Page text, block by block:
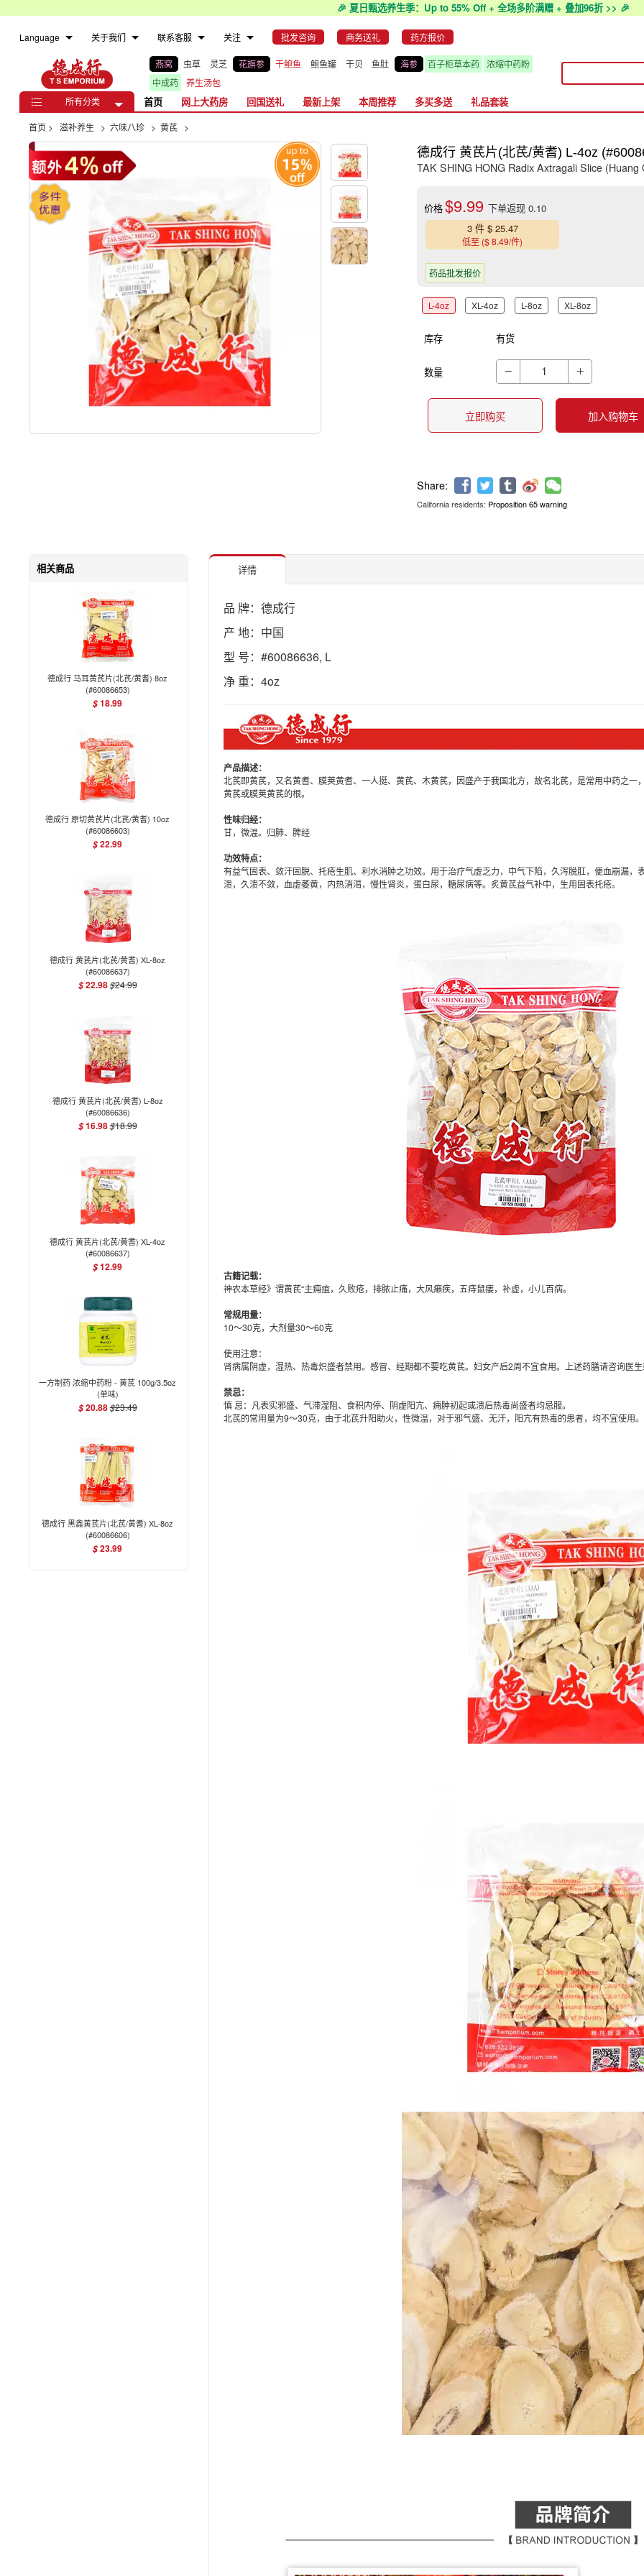
🎉 夏日甄选养生季：Up to 55% Off + 全场多阶满赠 + 叠加96折 >> 🎉
Language 关于我们 联系客服 关注 批发咨询 商务送礼 药方报价
燕窝 虫草 灵芝 花旗参 干鲍鱼 鲍鱼罐 干贝 鱼肚 海参 百子柜草本药
浓缩中药粉
中成药
养生汤包
 所有分类 首页 网上大药房 回国送礼 最新上架 本周推荐 多买多送 礼品套装
首页 > 滋补养生 > 六味八珍 > 黄芪 >
德成行 黄芪片(北芪/黄耆) L-4oz
TAK SHING HONG Radix Axtragali Slice (Huang
价格$9.99下单返现 0.10
3 件 $ 25.47
低至 ($ 8.49/件)
药品批发报价
L-4oz XL-4oz L-8oz XL-8oz
库存 有货
数量  
立即购买 加入购物车
California residents: Proposition 65 warning
相关商品
德成行 马耳黄芪片(北芪/黄耆) 8oz
(#60086653)
$18.99
德成行 原切黄芪片(北芪/黄耆) 10oz
(#60086603)
$22.99
德成行 黄芪片(北芪/黄耆) XL-8oz
(#60086637)
$22.98$24.99
德成行 黄芪片(北芪/黄耆) L-8oz
(#60086636)
$16.98$18.99
德成行 黄芪片(北芪/黄耆) XL-4oz
(#60086637)
$12.99
一方制药 浓缩中药粉 - 黄芪 100g/3.5oz
(单味)
$20.88$23.49
德成行 黑鑫黄芪片(北芪/黄耆) XL-8oz
(#60086606)
$23.99
详情
品 牌：德成行
产 地：中国
型 号：#60086636, L
净 重：4oz
产品描述：
北芪即黄芪，又名黄耆、膜荚黄耆、一人挺、黄芪、木黄芪，因盛产于我国北方，故名北芪，是常用中药之一
黄芪或膜荚黄芪的根。
性味归经：
甘，微温。归肺、脾经
功效特点：
有益气固表、敛汗固脱、托疮生肌、利水消肿之功效。用于治疗气虚乏力，中气下陷，久泻脱肛，便血崩漏，
溃，久溃不敛，血虚萎黄，内热消渴，慢性肾炎，蛋白尿，糖尿病等。炙黄芪益气补中，生用固表托疮。
古籍记载：
神农本草经》谓黄芪“主痈疽，久败疮，排脓止痛，大风癞疾，五痔鼠瘘，补虚，小儿百病。
常规用量：
10～30克，大剂量30～60克
使用注意：
肾病属阴虚，湿热、热毒炽盛者禁用。感冒、经期都不要吃黄芪。妇女产后2周不宜食用。上述药膳请咨询医
禁忌：
慎 忌：凡表实邪盛、气滞湿阻、食积内停、阴虚阳亢、痈肿初起或溃后热毒尚盛者均忌服。
北芪的常用量为9～30克，由于北芪升阳助火，性微温，对于邪气盛、无汗，阳亢有热毒的患者，均不宜使用。